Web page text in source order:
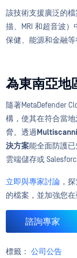
該技術支援廣泛的
描、MRI 和超音波）
保健、能源和金融等
為東南亞地
隨著MetaDefender
構，使其在符合當
脅。透過
決方案能全面防護已
雲端儲存或
立即與專家討論 ，
的檔案，並加強您在
諮詢專家
標籤： 公司公告